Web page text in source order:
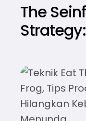
The
Bekerja
Merasa